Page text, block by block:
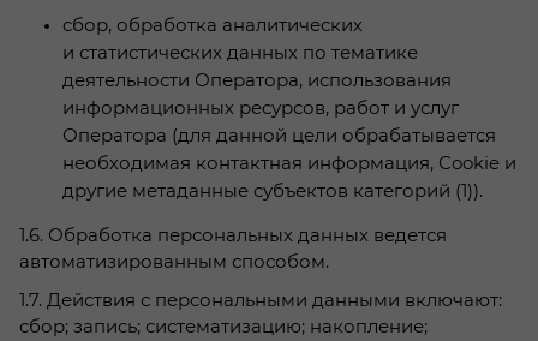
сбор, обработка аналитических
и статистических данных по тематике
деятельности Оператора, использования
информационных ресурсов, работ и услуг
Оператора (для данной цели обрабатывается
необходимая контактная информация, Сookie и
другие метаданные субъектов категорий (1)).
1.6. Обработка персональных данных ведется
автоматизированным способом.
1.7. Действия с персональными данными включают:
сбор; запись; систематизацию; накопление;